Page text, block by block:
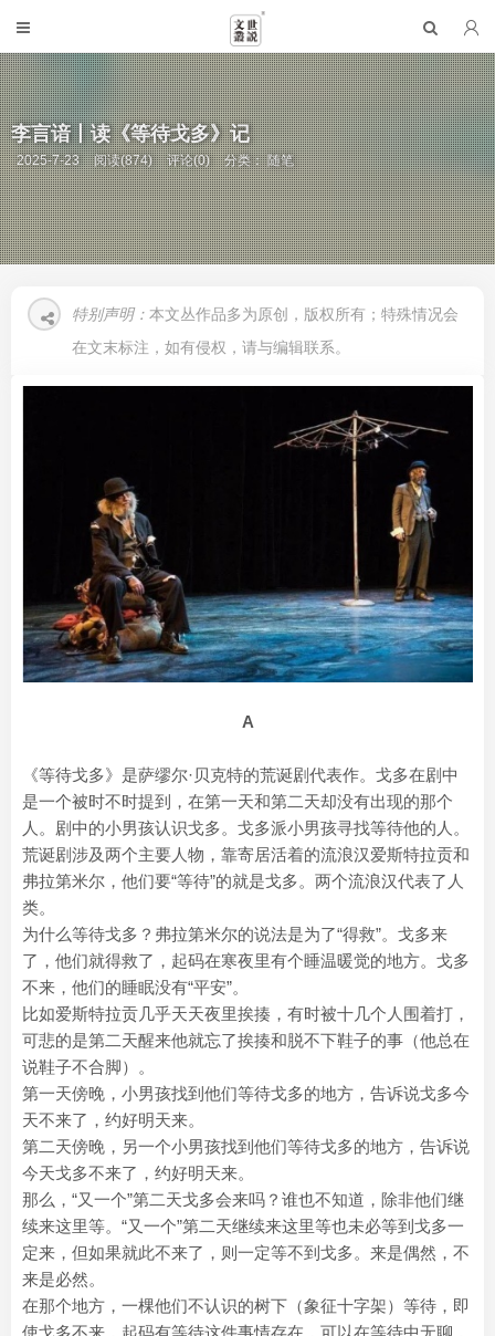
李言谙丨读《等待戈多》记
2025-7-23 阅读(874) 评论(0) 分类：随笔
特别声明： 本文丛作品多为原创，版权所有；特殊情况会
在文末标注，如有侵权，请与编辑联系。
A
《等待戈多》是萨缪尔·贝克特的荒诞剧代表作。戈多在剧中
是一个被时不时提到，在第一天和第二天却没有出现的那个
人。剧中的小男孩认识戈多。戈多派小男孩寻找等待他的人。
荒诞剧涉及两个主要人物，靠寄居活着的流浪汉爱斯特拉贡和
弗拉第米尔，他们要“等待”的就是戈多。两个流浪汉代表了人
类。
为什么等待戈多？弗拉第米尔的说法是为了“得救”。戈多来
了，他们就得救了，起码在寒夜里有个睡温暖觉的地方。戈多
不来，他们的睡眠没有“平安”。
比如爱斯特拉贡几乎天天夜里挨揍，有时被十几个人围着打，
可悲的是第二天醒来他就忘了挨揍和脱不下鞋子的事（他总在
说鞋子不合脚）。
第一天傍晚，小男孩找到他们等待戈多的地方，告诉说戈多今
天不来了，约好明天来。
第二天傍晚，另一个小男孩找到他们等待戈多的地方，告诉说
今天戈多不来了，约好明天来。
那么，“又一个”第二天戈多会来吗？谁也不知道，除非他们继
续来这里等。“又一个”第二天继续来这里等也未必等到戈多一
定来，但如果就此不来了，则一定等不到戈多。来是偶然，不
来是必然。
在那个地方，一棵他们不认识的树下（象征十字架）等待，即
使戈多不来，起码有等待这件事情存在，可以在等待中无聊，